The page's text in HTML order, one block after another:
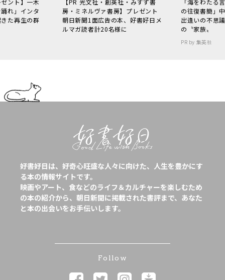
れ」インタ
た再生の群
房・ミネルヴァ書房】プレゼント
朝日新聞1面広告の本、好書好日メ
ルマガ読者計20名様に
の往復書簡」
出逢いの不思
の〝家族〟
PR by 集英社
好書好日は、好奇心旺盛な人々に向けた、人生を豊かにす
る本の情報サイトです。
映画やアート、食などのライフ＆カルチャーを楽しむため
の本の紹介から、朝日新聞に掲載された書評まで、あなた
と本の出会いをお手伝いします。
Follow